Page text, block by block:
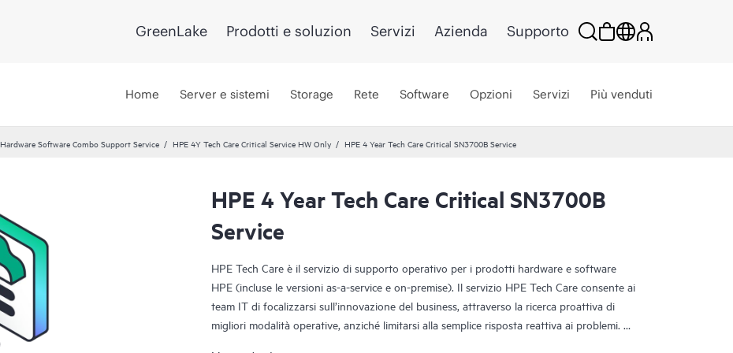
GreenLake Prodotti e soluzion Servizi Azienda Supporto
Home Server e sistemi Storage Rete Software Opzioni Servizi Più venduti
Hardware Software Combo Support Service HPE 4Y Tech Care Critical Service HW Only HPE 4 Year Tech Care Critical SN3700B Service
HPE 4 Year Tech Care Critical SN3700B
Service
HPE Tech Care è il servizio di supporto operativo per i prodotti hardware e software
HPE (incluse le versioni as-a-service e on-premise). Il servizio HPE Tech Care consente ai
team IT di focalizzarsi sull’innovazione del business, attraverso la ricerca proattiva di
migliori modalità operative, anziché limitarsi alla semplice risposta reattiva ai problemi.